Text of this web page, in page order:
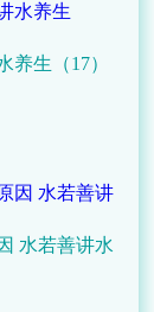
生（17）
水若善讲水